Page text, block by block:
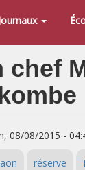
08/08/2015 -
réserve